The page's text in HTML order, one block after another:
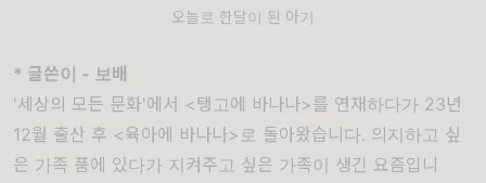
오늘로 한달이 된 아기
* 글쓴이 - 보배
'세상의 모든 문화'에서 <탱고에 바나나>를 연재하다가 23년
12월 출산 후 <육아에 바나나>로 돌아왔습니다. 의지하고 싶
은 가족 품에 있다가 지켜주고 싶은 가족이 생긴 요즘입니